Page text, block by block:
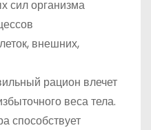
сил организма
внешних,
рацион влечет
веса тела.
способствует